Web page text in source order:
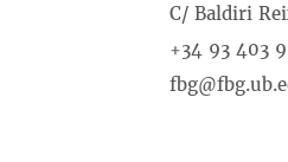
C/ Baldiri
+34 93 403